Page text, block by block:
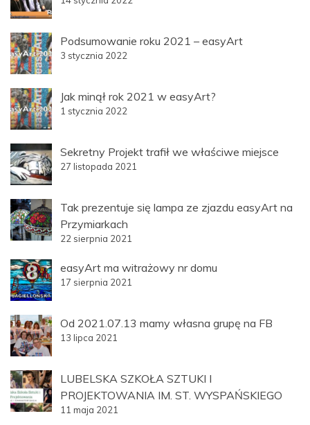
Podsumowanie roku 2021 – easyArt
3 stycznia 2022
Jak minął rok 2021 w easyArt?
1 stycznia 2022
Sekretny Projekt trafił we właściwe miejsce
27 listopada 2021
Tak prezentuje się lampa ze zjazdu easyArt na
Przymiarkach
22 sierpnia 2021
easyArt ma witrażowy nr domu
17 sierpnia 2021
Od 2021.07.13 mamy własna grupę na FB
13 lipca 2021
LUBELSKA SZKOŁA SZTUKI I
PROJEKTOWANIA IM. ST. WYSPAŃSKIEGO
11 maja 2021